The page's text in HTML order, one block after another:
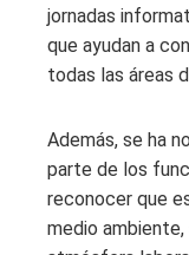
jornadas
que ayudan a
todas las áreas
Además, se ha
parte de los
reconocer que
medio